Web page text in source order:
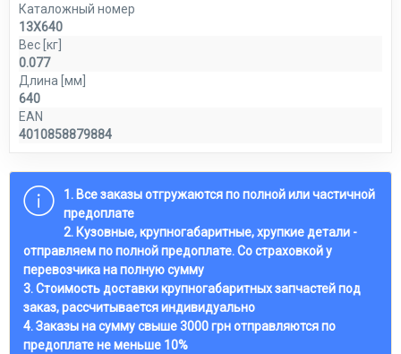
Каталожный номер
13X640
Вес [кг]
0.077
Длина [мм]
640
EAN
4010858879884
1. Все заказы отгружаются по полной или частичной
предоплате
2. Кузовные, крупногабаритные, хрупкие детали -
отправляем по полной предоплате. Со страховкой у
перевозчика на полную сумму
3. Стоимость доставки крупногабаритных запчастей под
заказ, рассчитывается индивидуально
4. Заказы на сумму свыше 3000 грн отправляются по
предоплате не меньше 10%